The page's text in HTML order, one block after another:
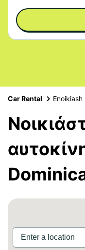
Car Rental